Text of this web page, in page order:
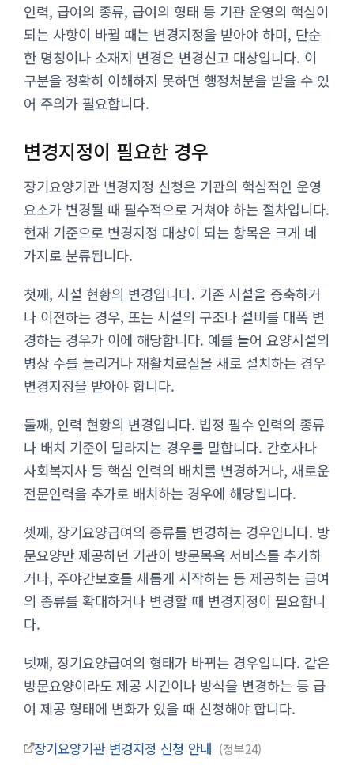
인력, 급여의 종류, 급여의 형태 등 기관 운영의 핵심이
되는 사항이 바뀔 때는 변경지정을 받아야 하며, 단순
한 명칭이나 소재지 변경은 변경신고 대상입니다. 이
구분을 정확히 이해하지 못하면 행정처분을 받을 수 있
어 주의가 필요합니다.
변경지정이 필요한 경우
장기요양기관 변경지정 신청은 기관의 핵심적인 운영
요소가 변경될 때 필수적으로 거쳐야 하는 절차입니다.
현재 기준으로 변경지정 대상이 되는 항목은 크게 네
가지로 분류됩니다.
첫째, 시설 현황의 변경입니다. 기존 시설을 증축하거
나 이전하는 경우, 또는 시설의 구조나 설비를 대폭 변
경하는 경우가 이에 해당합니다. 예를 들어 요양시설의
병상 수를 늘리거나 재활치료실을 새로 설치하는 경우
변경지정을 받아야 합니다.
둘째, 인력 현황의 변경입니다. 법정 필수 인력의 종류
나 배치 기준이 달라지는 경우를 말합니다. 간호사나
사회복지사 등 핵심 인력의 배치를 변경하거나, 새로운
전문인력을 추가로 배치하는 경우에 해당됩니다.
셋째, 장기요양급여의 종류를 변경하는 경우입니다. 방
문요양만 제공하던 기관이 방문목욕 서비스를 추가하
거나, 주야간보호를 새롭게 시작하는 등 제공하는 급여
의 종류를 확대하거나 변경할 때 변경지정이 필요합니
다.
넷째, 장기요양급여의 형태가 바뀌는 경우입니다. 같은
방문요양이라도 제공 시간이나 방식을 변경하는 등 급
여 제공 형태에 변화가 있을 때 신청해야 합니다.
장기요양기관 변경지정 신청 안내 정부24